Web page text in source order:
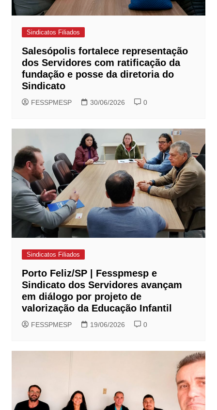
Sindicatos Filiados
Salesópolis fortalece representação
dos Servidores com ratificação da
fundação e posse da diretoria do
Sindicato
FESSPMESP 30/06/2026 0
Sindicatos Filiados
Porto Feliz/SP | Fesspmesp e
Sindicato dos Servidores avançam
em diálogo por projeto de
valorização da Educação Infantil
FESSPMESP 19/06/2026 0